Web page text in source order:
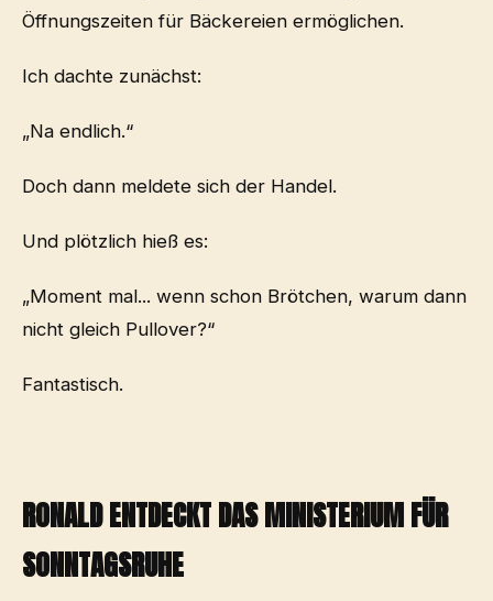
Öffnungszeiten für Bäckereien ermöglichen.
Ich dachte zunächst:
„Na endlich.“
Doch dann meldete sich der Handel.
Und plötzlich hieß es:
„Moment mal... wenn schon Brötchen, warum dann
nicht gleich Pullover?“
Fantastisch.
RONALD ENTDECKT DAS MINISTERIUM FÜR
SONNTAGSRUHE